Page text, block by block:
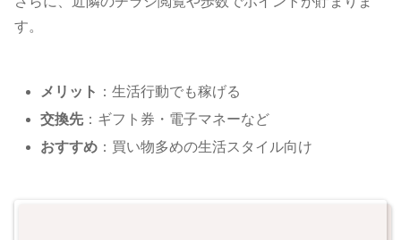
す。
メリット ：生活行動でも稼げる
交換先：ギフト券・電子マネーなど
おすすめ ：買い物多めの生活スタイル向け